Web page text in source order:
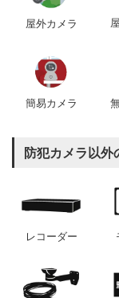
屋外カメラ
簡易カメラ
防犯カメラ以外
レコーダー